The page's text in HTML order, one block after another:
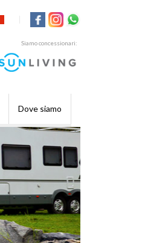
Siamo concessionari:
|
Dove siamo